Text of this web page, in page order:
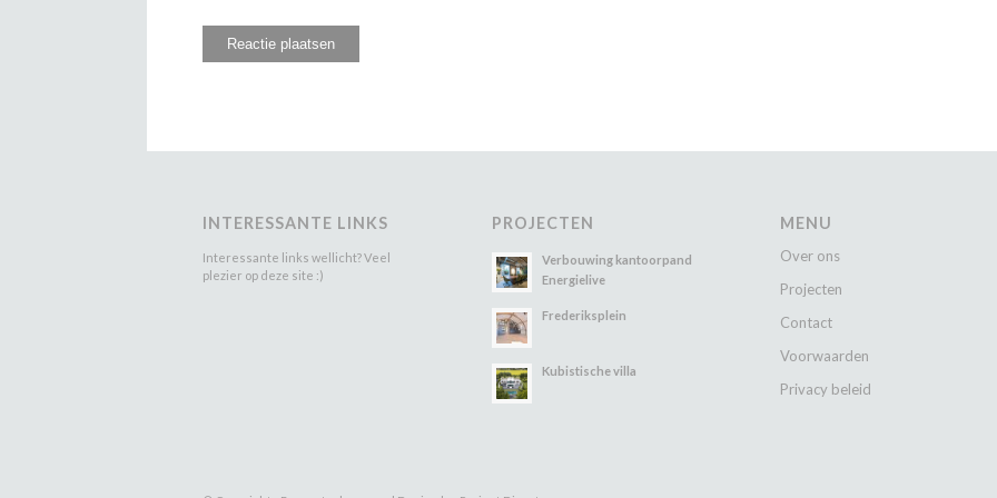
INTERESSANTE LINKS
Interessante links wellicht? Veel
plezier op deze site :)
PROJECTEN
Verbouwing kantoorpand
Energielive
Frederiksplein
Kubistische villa
MENU
Over ons
Projecten
Contact
Voorwaarden
Privacy beleid